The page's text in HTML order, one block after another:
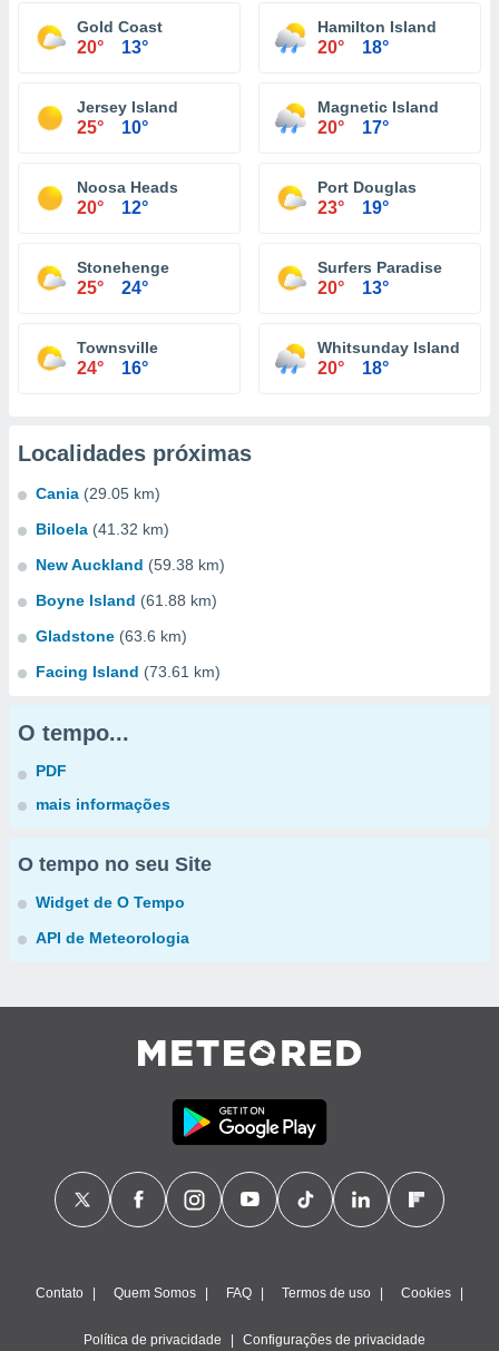
Gold Coast
20° 13°
Hamilton Island
20° 18°
Jersey Island
25° 10°
Magnetic Island
20° 17°
Noosa Heads
20° 12°
Port Douglas
23° 19°
Stonehenge
25° 24°
Surfers Paradise
20° 13°
Townsville
24° 16°
Whitsunday Island
20° 18°
Localidades próximas
Cania (29.05 km)
Biloela (41.32 km)
New Auckland (59.38 km)
Boyne Island (61.88 km)
Gladstone (63.6 km)
Facing Island (73.61 km)
O tempo...
PDF
mais informações
O tempo no seu Site
Widget de O Tempo
API de Meteorologia
Contato Quem Somos FAQ Termos de uso Cookies
Política de privacidade Configurações de privacidade